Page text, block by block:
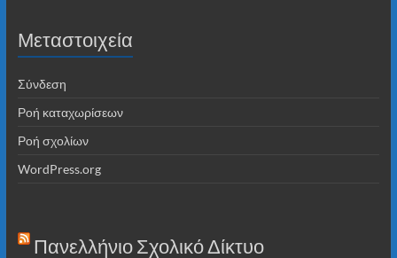
Μεταστοιχεία
Σύνδεση
Ροή καταχωρίσεων
Ροή σχολίων
WordPress.org
Πανελλήνιο Σχολικό Δίκτυο